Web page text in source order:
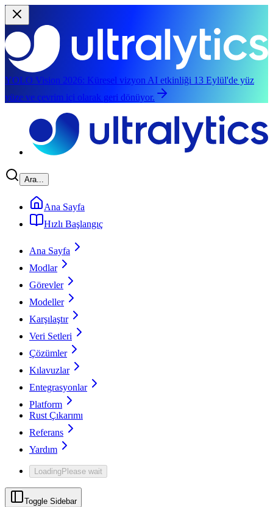
YOLO Vision 2026: Küresel vizyon AI etkinliği 13 Eylül'de yüz
yüze ve çevrim içi olarak geri dönüyor.
Ara...
Ana Sayfa
Hızlı Başlangıç
Ana Sayfa
Modlar
Görevler
Modeller
Karşılaştır
Veri Setleri
Çözümler
Kılavuzlar
Entegrasyonlar
Platform
Rust Çıkarımı
Referans
Yardım
LoadingPlease wait
Toggle Sidebar